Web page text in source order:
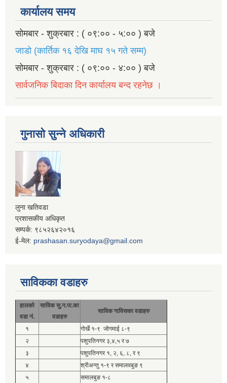
कार्यालय समय
सोमबार - शुक्रबार : ( ०९:०० - ५:०० ) बजे
जाडो (कार्तिक १६ देखि माघ १५ गते सम्म)
सोमबार - शुक्रबार : ( ०९:०० - ४:०० ) बजे
सार्वजनिक बिदाका दिन कार्यालय बन्द रहनेछ ।
गुनासो सुन्ने अधिकारी
लुना खतिवडा
प्रशासकीय अधिकृत
सम्पर्क: ९८५२६४२०१६
ई-मेल: prashasan.suryodaya@gmail.com
साविकका वडाहरु
हालको
वडा नं.
साविक सु.न.पा.का
वडाहरु
साविक गाविसका वडाहरु
१
गोर्खे १-९ जोगमाई ८-९
२
पशुपतिनगर ३,४,५ र ७
३
पशुपतिनगर १, २, ६, ८, र ९
४
श्रीअन्तु १-९ र समालवबुङ ९
५
समालबुङ १-८